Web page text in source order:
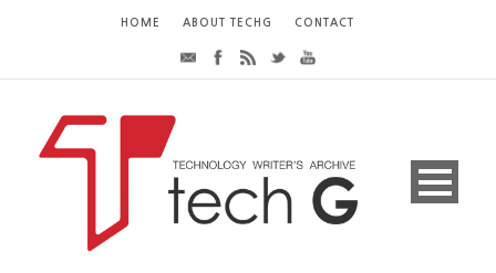
HOME ABOUT TECHG CONTACT